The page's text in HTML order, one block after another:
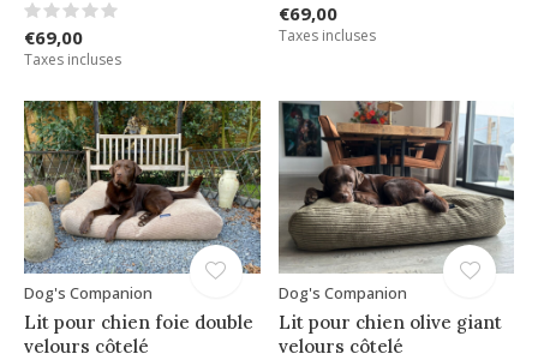
€69,00
Taxes incluses
€69,00
Taxes incluses
Dog's Companion
Lit pour chien foie double
velours côtelé
Dog's Companion
Lit pour chien olive giant
velours côtelé